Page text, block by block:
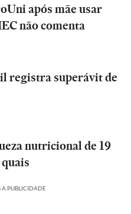
após mãe usar
não comenta
registra superávit de
nutricional de 19
PUBLICIDADE